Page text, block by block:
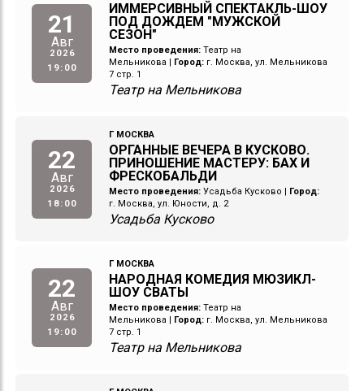
21
Авг
2026
19:00
ИММЕРСИВНЫЙ СПЕКТАКЛЬ-ШОУ
ПОД ДОЖДЕМ "МУЖСКОЙ
СЕЗОН"
Место проведения: Театр на
Мельникова
Город: г. Москва, ул. Мельникова
7 стр. 1
Театр на Мельникова
22
Авг
2026
18:00
Г МОСКВА
ОРГАННЫЕ ВЕЧЕРА В КУСКОВО.
ПРИНОШЕНИЕ МАСТЕРУ: БАХ И
ФРЕСКОБАЛЬДИ
Место проведения: Усадьба Кусково
Город:
г. Москва, ул. Юности, д. 2
Усадьба Кусково
22
Авг
2026
19:00
Г МОСКВА
НАРОДНАЯ КОМЕДИЯ МЮЗИКЛ-
ШОУ СВАТЫ
Место проведения: Театр на
Мельникова
Город: г. Москва, ул. Мельникова
7 стр. 1
Театр на Мельникова